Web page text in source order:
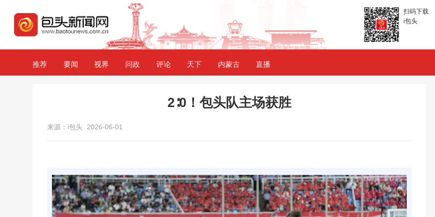
扫码下载
i包头
推荐 要闻 视界 问政 评论 天下 内蒙古 直播
2∶0！包头队主场获胜
来源：i包头 2026-06-01